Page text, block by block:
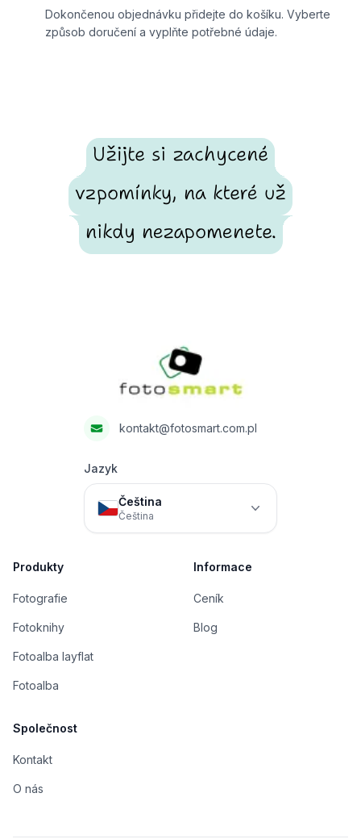
Dokončenou objednávku přidejte do košíku. Vyberte
způsob doručení a vyplňte potřebné údaje.
Užijte si zachycené
vzpomínky, na které už
nikdy nezapomenete.
kontakt@fotosmart.com.pl
Jazyk
Čeština
Čeština
Produkty
Fotografie
Fotoknihy
Fotoalba layflat
Fotoalba
Informace
Ceník
Blog
Společnost
Kontakt
O nás